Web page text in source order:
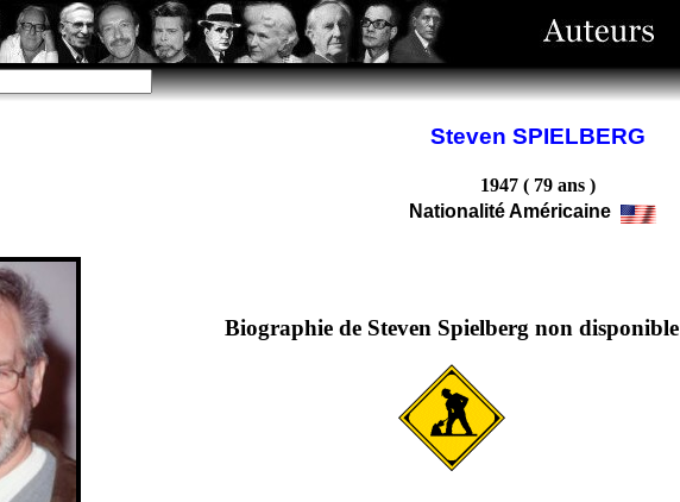
Steven SPIELBERG
1947 ( 79 ans )
Nationalité Américaine
Biographie de Steven Spielberg non disponible